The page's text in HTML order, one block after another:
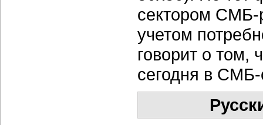
сектором СМБ-
учетом
говорит о том,
сегодня в